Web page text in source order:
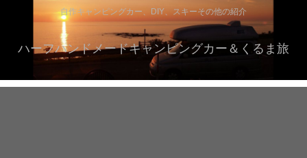
自作キャンピングカー、DIY、スキーその他の紹介
ハーフハンドメードキャンピングカー＆くるま旅